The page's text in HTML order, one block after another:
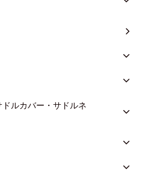
ルカバー・サドルネ